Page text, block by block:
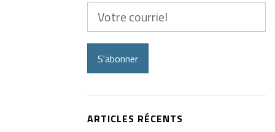
courriel
S'abonner
ARTICLES RÉCENTS